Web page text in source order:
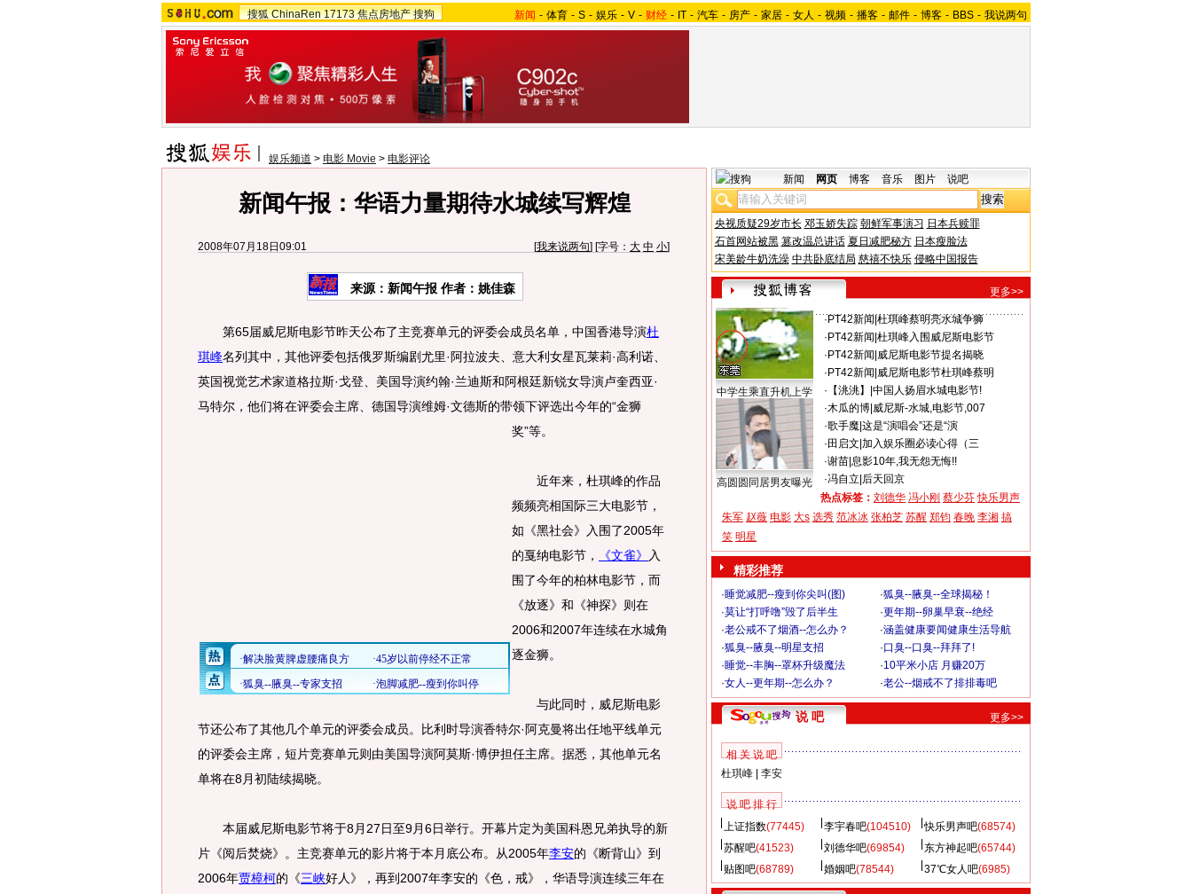
搜狐 ChinaRen 17173 焦点房地产 搜狗 新闻 - 体育 - S - 娱乐 - V - 财经 - IT - 汽车 - 房产 - 家居 - 女人 - 视频 - 播客 - 邮件 - 博客 - BBS - 我说两句
娱乐频道 > 电影 Movie > 电影评论
新闻午报：华语力量期待水城续写辉煌
2008年07月18日09:01 [我来说两句] [字号： 大 中 小]
来源：新闻午报 作者：姚佳森
第65届威尼斯电影节昨天公布了主竞赛单元的评委会成员名单，中国香港导演杜
琪峰名列其中，其他评委包括俄罗斯编剧尤里·阿拉波夫、意大利女星瓦莱莉·高利诺、
英国视觉艺术家道格拉斯·戈登、美国导演约翰·兰迪斯和阿根廷新锐女导演卢奎西亚·
马特尔，他们将在评委会主席、德国导演维姆·文德斯的带领下评选出今年的“金狮
奖”等。
近年来，杜琪峰的作品
频频亮相国际三大电影节，
如《黑社会》入围了2005年
的戛纳电影节，
《文雀》
入
围了今年的柏林电影节，而
《放逐》和《神探》则在
2006和2007年连续在水城角
逐金狮。
与此同时，威尼斯电影
节还公布了其他几个单元的评委会成员。比利时导演香特尔·阿克曼将出任地平线单元
的评委会主席，短片竞赛单元则由美国导演阿莫斯·博伊担任主席。据悉，其他单元名
单将在8月初陆续揭晓。
本届威尼斯电影节将于8月27日至9月6日举行。开幕片定为美国科恩兄弟执导的新
片《阅后焚烧》。主竞赛单元的影片将于本月底公布。从2005年李安的《断背山》到
2006年贾樟柯的《三峡好人》，再到2007年李安的《色，戒》，华语导演连续三年在
新闻 网页 博客 音乐 图片 说吧
央视质疑29岁市长 邓玉娇失踪 朝鲜军事演习 日本兵赎罪
石首网站被黑 篡改温总讲话 夏日减肥秘方 日本瘦脸法
宋美龄牛奶洗澡 中共卧底结局 慈禧不快乐 侵略中国报告
更多>>
中学生乘直升机上学
高圆圆同居男友曝光
· PT42新闻 杜琪峰蔡明亮水城争狮
· PT42新闻 杜琪峰入围威尼斯电影节
· PT42新闻 威尼斯电影节提名揭晓
· PT42新闻 威尼斯电影节杜琪峰蔡明
· 【洮洮】
中国人扬眉水城电影节!
·木瓜的博| 威尼斯-水城,电影节,007
·歌手魔| 这是“演唱会”还是“演
· 田启文 加入娱乐圈必读心得（三
·谢苗| 息影10年,我无怨无悔!!
·冯自立 后天回京
热点标签： 刘德华 冯小刚 蔡少芬 快乐男声
朱军 赵薇 电影 大s 选秀 范冰冰 张柏芝 苏醒 郑钧 春晚 李湘 搞
笑 明星
精彩推荐
·睡觉减肥--瘦到你尖叫(图) ·狐臭--腋臭--全球揭秘！
·莫让“打呼噜”毁了后半生 ·更年期--卵巢早衰--绝经
·老公戒不了烟酒--怎么办？ ·涵盖健康要闻健康生活导航
·狐臭--腋臭--明星支招 ·口臭--口臭--拜拜了!
·睡觉--丰胸--罩杯升级魔法 ·10平米小店 月赚20万
·女人--更年期--怎么办？ ·老公--烟戒不了排排毒吧
说 吧 更多>>
相 关 说 吧
杜琪峰| 李安
说 吧 排 行
上证指数(77445) 李宇春吧(104510) 快乐男声吧(68574)
苏醒吧(41523) 刘德华吧(69854) 东方神起吧(65744)
贴图吧(68789) 婚姻吧(78544) 37℃女人吧(6985)